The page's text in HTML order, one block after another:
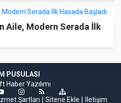
Aile, Modern Serada İlk
PUSULASI
Haber Yazılımı
Şartları Sitene Ekle İletişim